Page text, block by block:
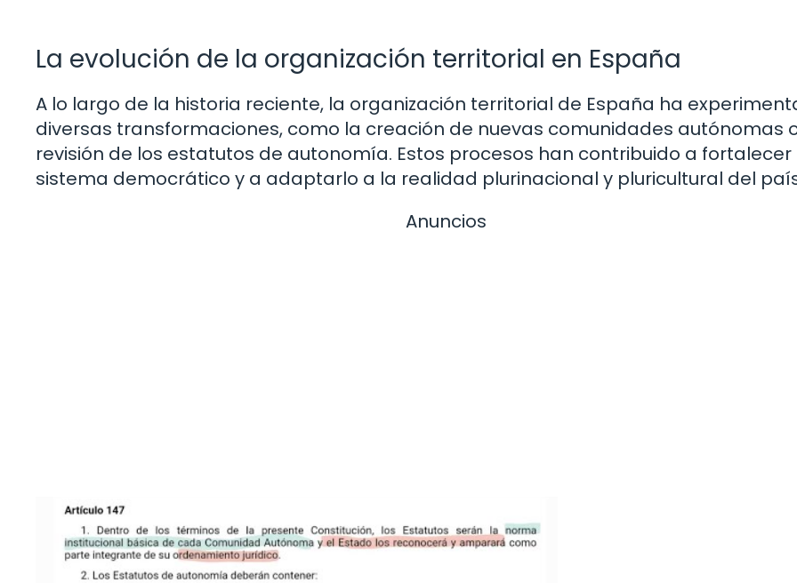
La evolución de la organización territorial en España
A lo largo de la historia reciente, la organización territorial de España ha
diversas transformaciones, como la creación de nuevas comunidades autónomas
revisión de los estatutos de autonomía. Estos procesos han contribuido a fortalecer
sistema democrático y a adaptarlo a la realidad plurinacional y pluricultural del
Anuncios